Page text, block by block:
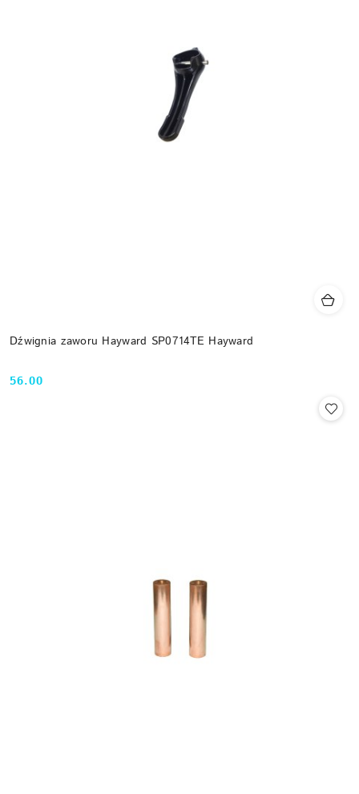
Dźwignia zaworu Hayward SP0714TE Hayward
Cena:
56.00